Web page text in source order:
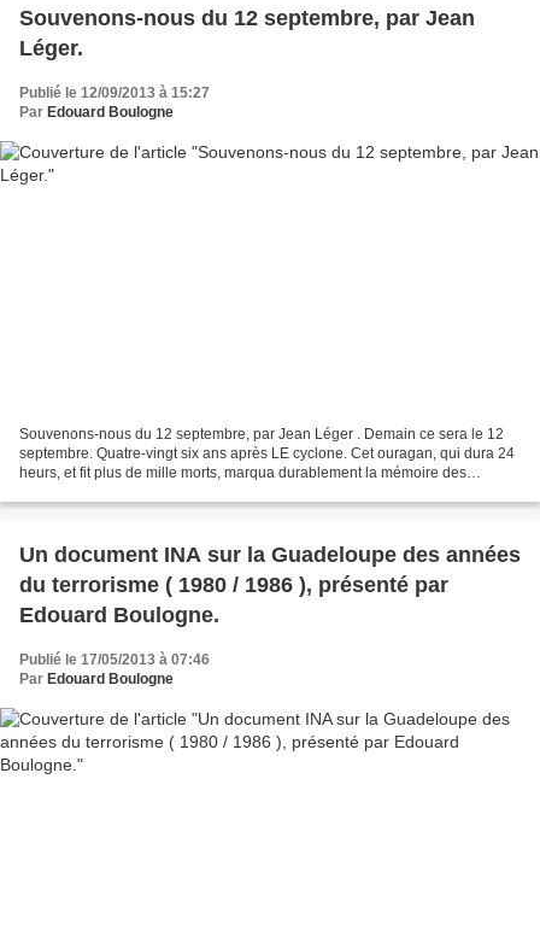
Souvenons-nous du 12 septembre, par Jean
Léger.
Publié le 12/09/2013 à 15:27
Par Edouard Boulogne
Souvenons-nous du 12 septembre, par Jean Léger . Demain ce sera le 12
septembre. Quatre-vingt six ans après LE cyclone. Cet ouragan, qui dura 24
heurs, et fit plus de mille morts, marqua durablement la mémoire des
Un document INA sur la Guadeloupe des années
du terrorisme ( 1980 / 1986 ), présenté par
Edouard Boulogne.
Publié le 17/05/2013 à 07:46
Par Edouard Boulogne